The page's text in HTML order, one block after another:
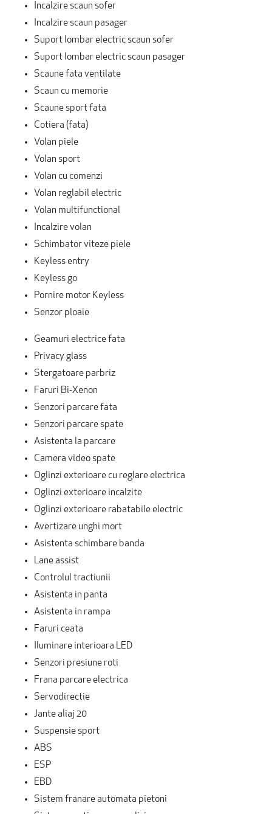
Incalzire scaun sofer
Incalzire scaun pasager
Suport lombar electric scaun sofer
Suport lombar electric scaun pasager
Scaune fata ventilate
Scaun cu memorie
Scaune sport fata
Cotiera (fata)
Volan piele
Volan sport
Volan cu comenzi
Volan reglabil electric
Volan multifunctional
Incalzire volan
Schimbator viteze piele
Keyless entry
Keyless go
Pornire motor Keyless
Senzor ploaie
Geamuri electrice fata
Privacy glass
Stergatoare parbriz
Faruri Bi-Xenon
Senzori parcare fata
Senzori parcare spate
Asistenta la parcare
Camera video spate
Oglinzi exterioare cu reglare electrica
Oglinzi exterioare incalzite
Oglinzi exterioare rabatabile electric
Avertizare unghi mort
Asistenta schimbare banda
Lane assist
Controlul tractiunii
Asistenta in panta
Asistenta in rampa
Faruri ceata
Iluminare interioara LED
Senzori presiune roti
Frana parcare electrica
Servodirectie
Jante aliaj 20
Suspensie sport
ABS
ESP
EBD
Sistem franare automata pietoni